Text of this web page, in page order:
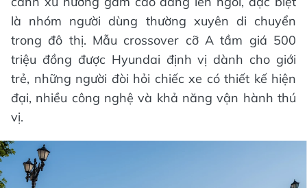
là nhóm người dùng thường xuyên di chuyển
trong đô thị. Mẫu crossover cỡ A tầm giá 500
triệu đồng được Hyundai định vị dành cho giới
trẻ, những người đòi hỏi chiếc xe có thiết kế hiện
đại, nhiều công nghệ và khả năng vận hành thú
vị.